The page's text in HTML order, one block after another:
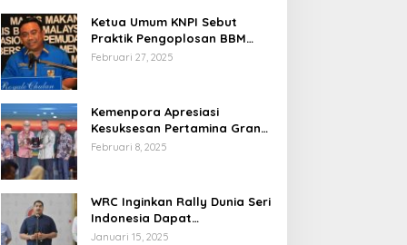
Ketua Umum KNPI Sebut
Praktik Pengoplosan BBM
Cederai Kepercayaan
Februari 27, 2025
Kemenpora Apresiasi
Kesuksesan Pertamina Grand
Prix of Indonesia 2024
Februari 8, 2025
WRC Inginkan Rally Dunia Seri
Indonesia Dapat
Terselenggara 2026
Januari 15, 2025